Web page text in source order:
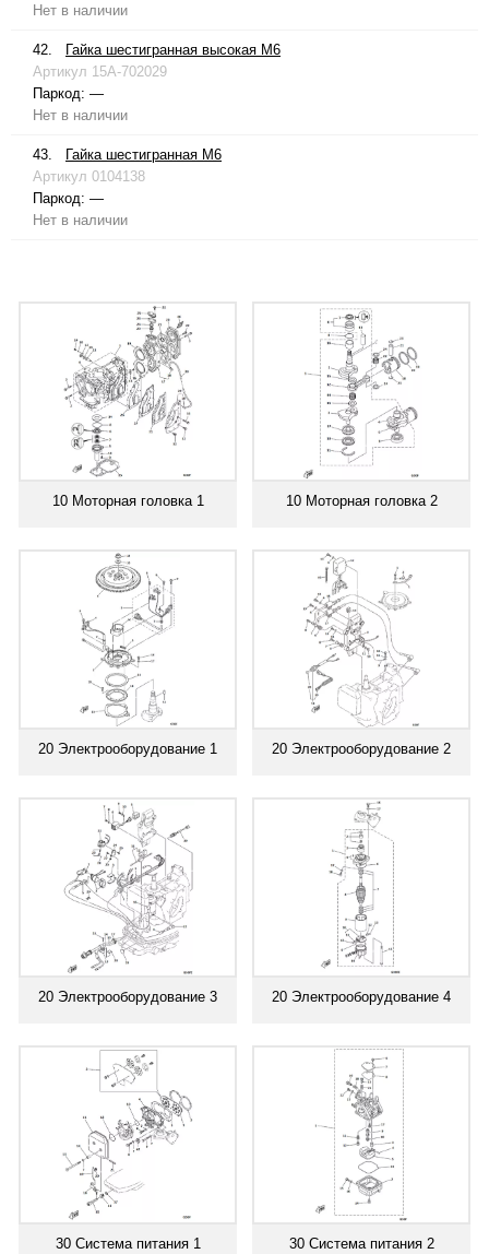
Нет в наличии
42.
Гайка шестигранная высокая М6
Артикул 15A-702029
Паркод: —
Нет в наличии
43.
Гайка шестигранная М6
Артикул 0104138
Паркод: —
Нет в наличии
10 Моторная головка 1 10 Моторная головка 2
20 Электрооборудование 1 20 Электрооборудование 2
20 Электрооборудование 3 20 Электрооборудование 4
30 Система питания 1 30 Система питания 2